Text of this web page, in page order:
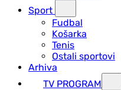
Sport
Fudbal
Košarka
Tenis
Ostali sportovi
Arhiva
TV PROGRAM